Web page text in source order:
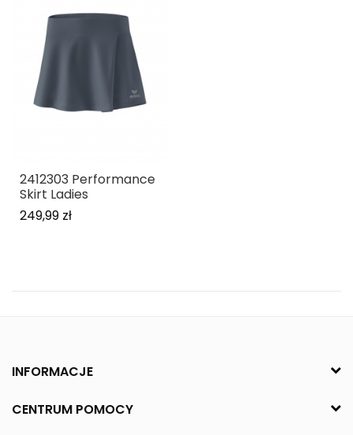
2412303 Performance
Skirt Ladies
249,99 zł
INFORMACJE
CENTRUM POMOCY